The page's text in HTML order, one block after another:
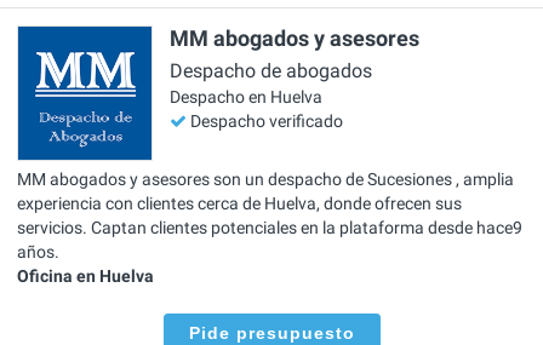
MM abogados y asesores
Despacho de abogados
Despacho en Huelva
Despacho verificado
MM abogados y asesores son un despacho de Sucesiones , amplia
experiencia con clientes cerca de Huelva, donde ofrecen sus
servicios. Captan clientes potenciales en la plataforma desde hace9
años.
Oficina en Huelva
Pide presupuesto